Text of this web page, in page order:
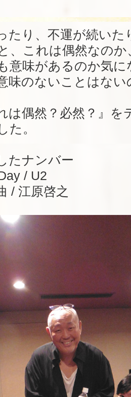
たり、不運が続いた
、これは偶然なの
意味があるのか気
味のないことはな
は偶然？必然？』を
た。
たナンバー
/ U2
/ 江原啓之